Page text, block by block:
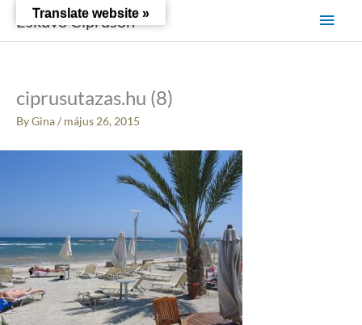
content
Esküvő Cipruson
Main
ciprusutazas.hu (8)
ByGina/ május 26, 2015
Translate website »